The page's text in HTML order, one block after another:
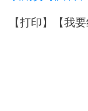
【打印】【我